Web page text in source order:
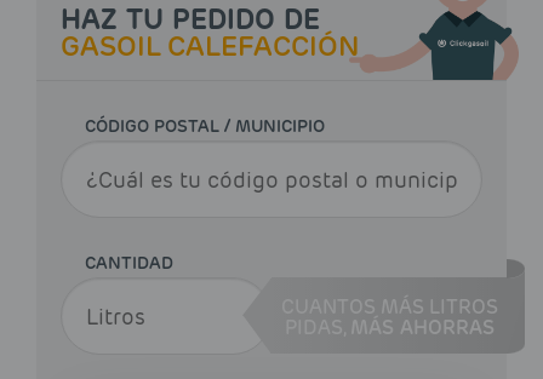
HAZ TU PEDIDO DE
GASOIL CALEFACCIÓN
CÓDIGO POSTAL / MUNICIPIO
CANTIDAD
CUANTOS MÁS LITROS
MÁS AHORRAS